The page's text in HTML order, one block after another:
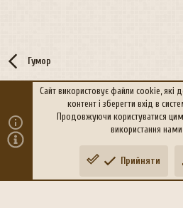
Гумор
Політика
Community platform by XenForo
xen-foro.com.ua
Сайт використовує файли cookie, які
контент і зберегти вхід в
Продовжуючи користуватися
використання
Прийняти